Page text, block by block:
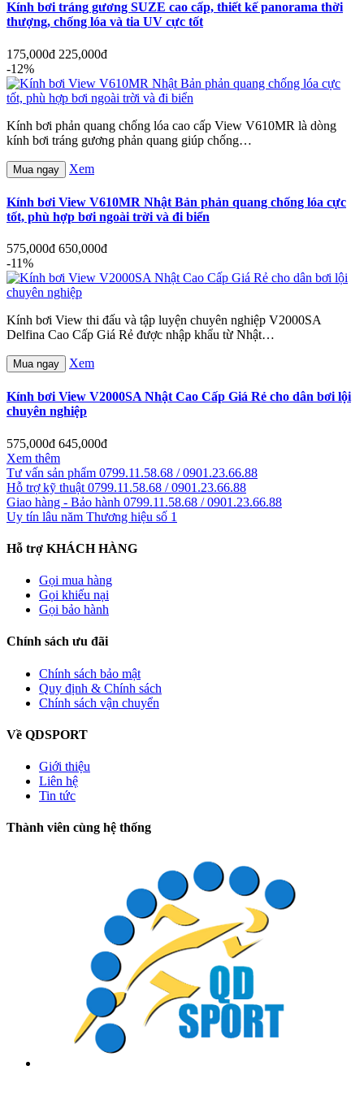
Kính bơi tráng gương SUZE cao cấp, thiết kế panorama thời
thượng, chống lóa và tia UV cực tốt
175,000đ 225,000đ
-12%
Kính bơi phản quang chống lóa cao cấp View V610MR là dòng
kính bơi tráng gương phản quang giúp chống…
Mua ngay Xem
Kính bơi View V610MR Nhật Bản phản quang chống lóa cực
tốt, phù hợp bơi ngoài trời và đi biển
575,000đ 650,000đ
-11%
Kính bơi View thi đấu và tập luyện chuyên nghiệp V2000SA
Delfina Cao Cấp Giá Rẻ được nhập khẩu từ Nhật…
Mua ngay Xem
Kính bơi View V2000SA Nhật Cao Cấp Giá Rẻ cho dân bơi lội
chuyên nghiệp
575,000đ 645,000đ
Xem thêm
Tư vấn sản phẩm 0799.11.58.68 / 0901.23.66.88
Hỗ trợ kỹ thuật 0799.11.58.68 / 0901.23.66.88
Giao hàng - Bảo hành 0799.11.58.68 / 0901.23.66.88
Uy tín lâu năm Thương hiệu số 1
Hỗ trợ KHÁCH HÀNG
Gọi mua hàng
Gọi khiếu nại
Gọi bảo hành
Chính sách ưu đãi
Chính sách bảo mật
Quy định & Chính sách
Chính sách vận chuyển
Về QDSPORT
Giới thiệu
Liên hệ
Tin tức
Thành viên cùng hệ thống